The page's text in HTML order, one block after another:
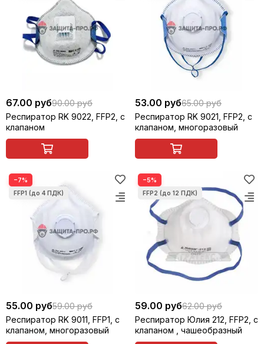
67.00 руб90.00 руб
Респиратор RK 9022, FFP2, с
клапаном
53.00 руб65.00 руб
Респиратор RK 9021, FFP2, с
клапаном, многоразовый
−7%
55.00 руб59.00 руб
Респиратор RK 9011, FFP1, с
клапаном, многоразовый
−5%
59.00 руб62.00 руб
Респиратор Юлия 212, FFP2, с
клапаном , чашеобразный